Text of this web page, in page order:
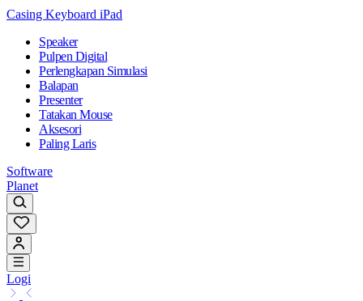
Casing Keyboard iPad
Speaker
Pulpen Digital
Perlengkapan Simulasi
Balapan
Presenter
Tatakan Mouse
Aksesori
Paling Laris
Software
Planet
Logi